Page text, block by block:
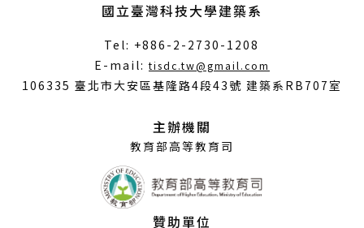
國立臺灣科技大學建築系
Tel: +886-2-2730-1208
E-mail:tisdc.tw@gmail.com
開
106335 臺北市大安區基隆路4段43號 建築系RB707室
主辦機關
教育部高等教育司
贊助單位